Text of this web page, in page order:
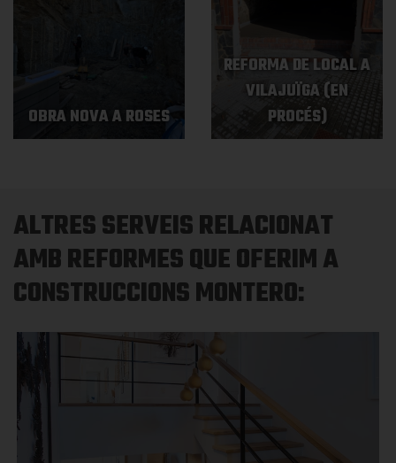
OBRA NOVA A ROSES
REFORMA DE LOCAL A
VILAJUÏGA (EN
PROCÉS)
ALTRES SERVEIS RELACIONAT
AMB REFORMES QUE OFERIM A
CONSTRUCCIONS MONTERO: